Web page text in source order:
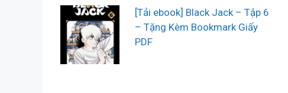
[Tải ebook] Black Jack – Tập 6
– Tặng Kèm Bookmark Giấy
PDF